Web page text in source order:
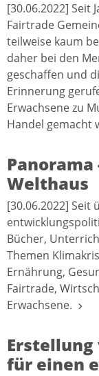
[30.06.2022] Seit
Fairtrade
teilweise kaum
daher bei den
geschaffen und
Erinnerung
Erwachsene zu
Handel gemacht
Welthaus
[30.06.2022] Seit
Bücher,
Themen
Ernährung,
Fairtrade,
Erwachsene.
für einen